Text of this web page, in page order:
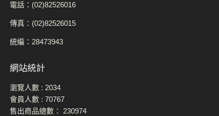
電話：(02)82526016
傳真：(02)82526015
統編：28473943
網站統計
瀏覽人數 : 2034
會員人數 : 70767
售出商品總數： 230974